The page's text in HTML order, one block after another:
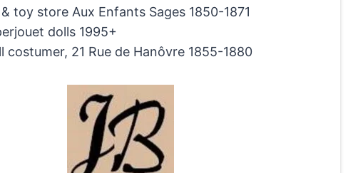
toy store Aux Enfants Sages 1850-1871
dolls 1995+
costumer, 21 Rue de Hanôvre 1855-1880